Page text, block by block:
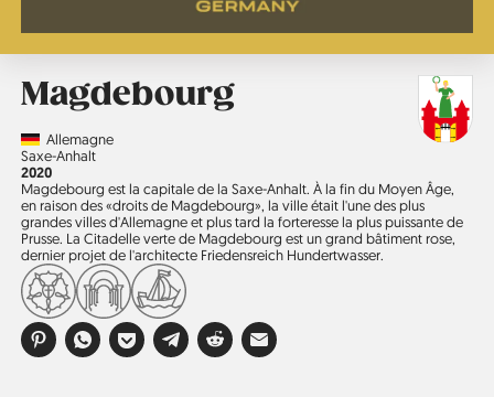
Magdebourg
CountryAllemagne
Région
Saxe-Anhalt
Année
2020
Magdebourg est la capitale de la Saxe-Anhalt. À la fin du Moyen Âge,
en raison des «droits de Magdebourg», la ville était l'une des plus
grandes villes d'Allemagne et plus tard la forteresse la plus puissante de
Prusse. La Citadelle verte de Magdebourg est un grand bâtiment rose,
dernier projet de l'architecte Friedensreich Hundertwasser.